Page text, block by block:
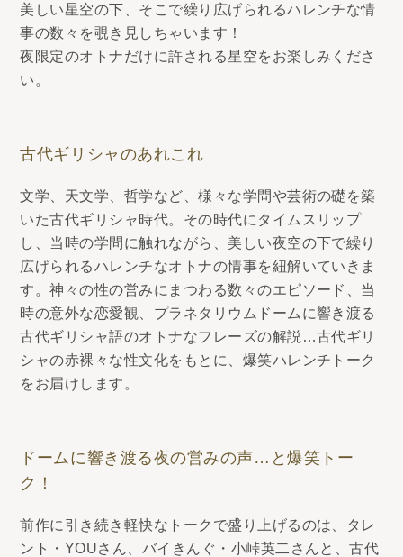
美しい星空の下、そこで繰り広げられるハレンチな情
事の数々を覗き見しちゃいます！
夜限定のオトナだけに許される星空をお楽しみくださ
い。
古代ギリシャのあれこれ
文学、天文学、哲学など、様々な学問や芸術の礎を築
いた古代ギリシャ時代。その時代にタイムスリップ
し、当時の学問に触れながら、美しい夜空の下で繰り
広げられるハレンチなオトナの情事を紐解いていきま
す。神々の性の営みにまつわる数々のエピソード、当
時の意外な恋愛観、プラネタリウムドームに響き渡る
古代ギリシャ語のオトナなフレーズの解説…古代ギリ
シャの赤裸々な性文化をもとに、爆笑ハレンチトーク
をお届けします。
ドームに響き渡る夜の営みの声…と爆笑トー
ク！
前作に引き続き軽快なトークで盛り上げるのは、タレ
ント・YOUさん、バイきんぐ・小峠英二さんと、古代